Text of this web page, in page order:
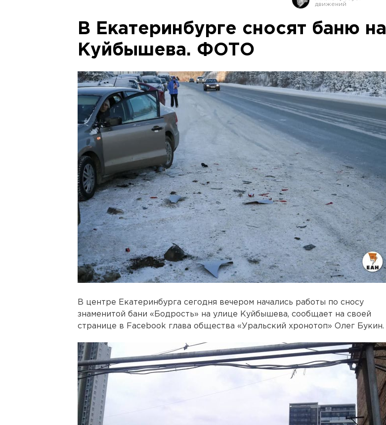
В Екатеринбурге сносят баню на
Куйбышева. ФОТО
В центре Екатеринбурга сегодня вечером начались работы по сносу
знаменитой бани «Бодрость» на улице Куйбышева, сообщает на своей
странице в Facebook глава общества «Уральский хронотоп» Олег Букин.